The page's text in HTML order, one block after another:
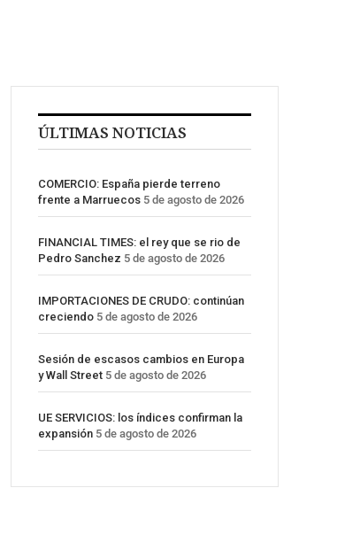
ÚLTIMAS NOTICIAS
COMERCIO: España pierde terreno
frente a Marruecos 5 de agosto de 2026
FINANCIAL TIMES: el rey que se rio de
Pedro Sanchez 5 de agosto de 2026
IMPORTACIONES DE CRUDO: continúan
creciendo 5 de agosto de 2026
Sesión de escasos cambios en Europa
y Wall Street 5 de agosto de 2026
UE SERVICIOS: los índices confirman la
expansión 5 de agosto de 2026